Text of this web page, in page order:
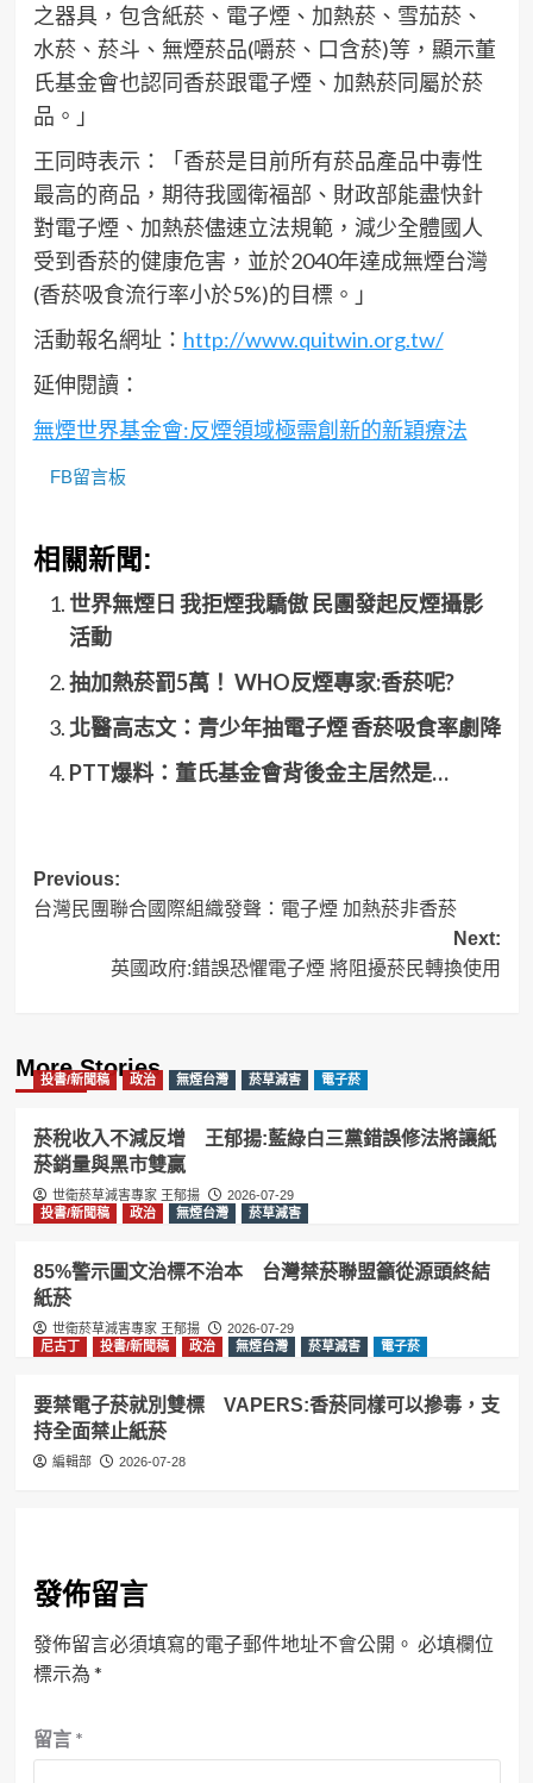
之器具，包含紙菸、電子煙、加熱菸、雪茄菸、
水菸、菸斗、無煙菸品(嚼菸、口含菸)等，顯示董
氏基金會也認同香菸跟電子煙、加熱菸同屬於菸
品。」
王同時表示：「香菸是目前所有菸品產品中毒性
最高的商品，期待我國衛福部、財政部能盡快針
對電子煙、加熱菸儘速立法規範，減少全體國人
受到香菸的健康危害，並於2040年達成無煙台灣
(香菸吸食流行率小於5%)的目標。」
活動報名網址： http://www.quitwin.org.tw/
延伸閱讀：
無煙世界基金會:反煙領域極需創新的新穎療法
FB留言板
相關新聞:
世界無煙日 我拒煙我驕傲 民團發起反煙攝影
活動
抽加熱菸罰5萬！ WHO反煙專家:香菸呢?
北醫高志文：青少年抽電子煙 香菸吸食率劇降
PTT爆料：董氏基金會背後金主居然是…
Post
navigation
Previous:
台灣民團聯合國際組織發聲：電子煙 加熱菸非香菸
Next:
英國政府:錯誤恐懼電子煙 將阻擾菸民轉換使用
More Stories
投書/新聞稿 政治 無煙台灣 菸草減害 電子菸
菸稅收入不減反增 王郁揚:藍綠白三黨錯誤修法將讓紙
菸銷量與黑市雙贏
世衛菸草減害專家 王郁揚
2026-07-29
投書/新聞稿
政治 無煙台灣 菸草減害
85%警示圖文治標不治本 台灣禁菸聯盟籲從源頭終結
紙菸
世衛菸草減害專家 王郁揚
2026-07-29
尼古丁
投書/新聞稿 政治 無煙台灣 菸草減害 電子菸
要禁電子菸就別雙標 VAPERS:香菸同樣可以摻毒，支
持全面禁止紙菸
編輯部 2026-07-28
發佈留言
發佈留言必須填寫的電子郵件地址不會公開。 必填欄位
標示為 *
留言 *